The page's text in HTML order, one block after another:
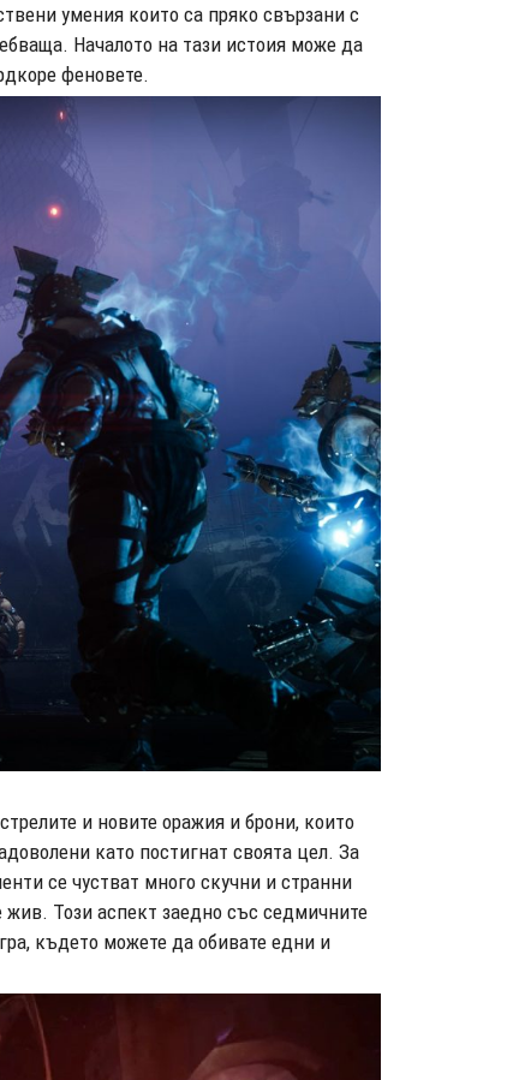
умения които са пряко свързани с
Началото на тази истоия може да
феновете.
и новите оражия и брони, които
като постигнат своята цел. За
се чустват много скучни и странни
Този аспект заедно със седмичните
където можете да обивате едни и